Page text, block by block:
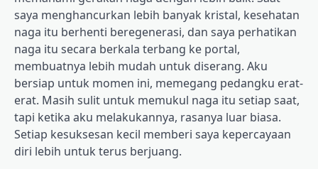
saya menghancurkan lebih banyak kristal, kesehatan
naga itu berhenti beregenerasi, dan saya perhatikan
naga itu secara berkala terbang ke portal,
membuatnya lebih mudah untuk diserang. Aku
bersiap untuk momen ini, memegang pedangku erat-
erat. Masih sulit untuk memukul naga itu setiap saat,
tapi ketika aku melakukannya, rasanya luar biasa.
Setiap kesuksesan kecil memberi saya kepercayaan
diri lebih untuk terus berjuang.